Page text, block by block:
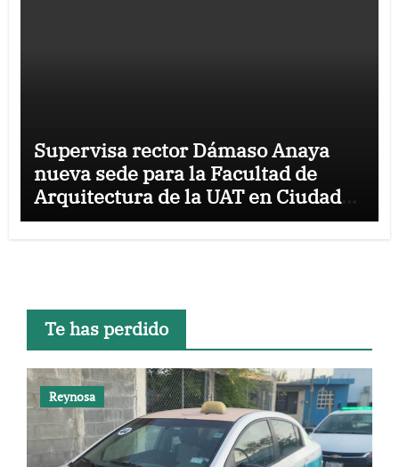
Supervisa rector Dámaso Anaya
nueva sede para la Facultad de
Arquitectura de la UAT en Ciudad
Victoria
Te has perdido
Reynosa